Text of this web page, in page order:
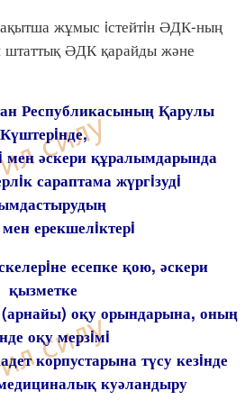
жұмыс iстейтiн ӘДК-ның
ӘДК қарайды және
Республикасының Қарулы
Күштерiнде,
мен әскери құралымдарында
сараптама жүргiзудi
ерекшелiктерi
есепке қою, әскери
қызметке
оқу орындарына, оның
оқу мерзiмi
корпустарына түсу кезiнде
куәландыру